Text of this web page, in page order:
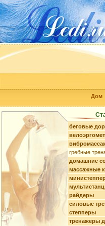
Дом
беговые
гребные
домашние
массажные
райдеры
силовые
степперы
тренажеры